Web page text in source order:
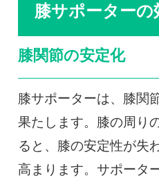
膝サポーターの
膝関節の安定化
膝サポーターは、膝関
果たします。膝の周り
ると、膝の安定性が失
高まります。サポータ